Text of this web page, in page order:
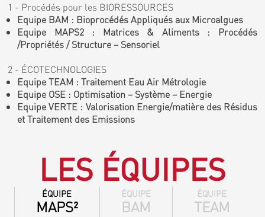
1 - Procédés pour les BIORESSOURCES
Equipe BAM : Bioprocédés Appliqués aux Microalgues
Equipe MAPS2 : Matrices & Aliments : Procédés
/Propriétés / Structure – Sensoriel
2 - ÉCOTECHNOLOGIES
Equipe TEAM : Traitement Eau Air Métrologie
Equipe OSE : Optimisation – Système – Energie
Equipe VERTE : Valorisation Energie/matière des Résidus
et Traitement des Emissions
LES ÉQUIPES
ÉQUIPE
MAPS²
ÉQUIPE
BAM
ÉQUIPE
TEAM